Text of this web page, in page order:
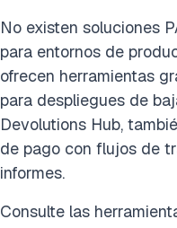
No existen soluciones
para entornos de
ofrecen herramientas
para despliegues de
Devolutions Hub,
de pago con flujos de
informes.
Consulte las